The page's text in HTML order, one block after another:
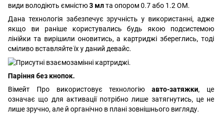
види володіють ємністю3 млта опором 0.7 або 1.2 ОМ.
Дана технологія забезпечує зручність у використанні, адже
якщо ви раніше користувались будь якою подсистемою
лінійки та вирішили оновитись, а картриджі збереглись, тоді
сміливо вставляйте їх у даний девайс.
Паріння без кнопок.
Вімейт Про використовує технологіюавто-затяжки, це
означає що для активації потрібно лише затягнутись, це не
лише зручно, але й органічно в плані зовнішнього вигляду.